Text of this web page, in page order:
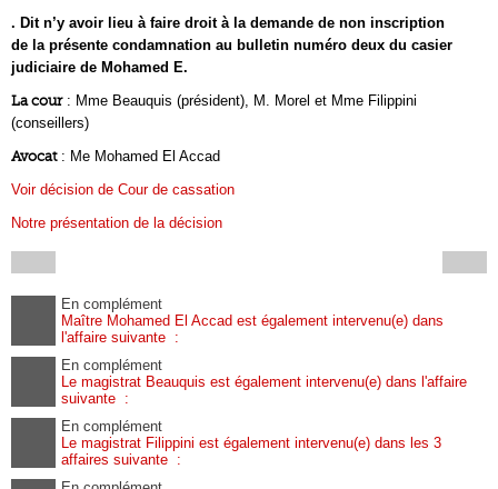
. Dit n’y avoir lieu à faire droit à la demande de non inscription
de la présente condamnation au bulletin numéro deux du casier
judiciaire de Mohamed E.
La cour: Mme Beauquis (président), M. Morel et Mme Filippini
(conseillers)
Avocat: Me Mohamed El Accad
Voir décision de Cour de cassation
Notre présentation de la décision
En complément
Maître Mohamed El Accad est également intervenu(e) dans
l'affaire suivante :
En complément
Le magistrat Beauquis est également intervenu(e) dans l'affaire
suivante :
En complément
Le magistrat Filippini est également intervenu(e) dans les 3
affaires suivante :